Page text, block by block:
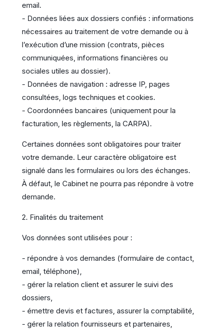
email.
- Données liées aux dossiers confiés : informations
nécessaires au traitement de votre demande ou à
l’exécution d’une mission (contrats, pièces
communiquées, informations financières ou
sociales utiles au dossier).
- Données de navigation : adresse IP, pages
consultées, logs techniques et cookies.
- Coordonnées bancaires (uniquement pour la
facturation, les règlements, la CARPA).
Certaines données sont obligatoires pour traiter
votre demande. Leur caractère obligatoire est
signalé dans les formulaires ou lors des échanges.
À défaut, le Cabinet ne pourra pas répondre à votre
demande.
2. Finalités du traitement
Vos données sont utilisées pour :
- répondre à vos demandes (formulaire de contact,
email, téléphone),
- gérer la relation client et assurer le suivi des
dossiers,
- émettre devis et factures, assurer la comptabilité,
- gérer la relation fournisseurs et partenaires,